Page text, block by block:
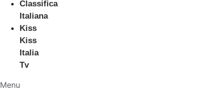
Classifica
Italiana
Kiss
Kiss
Italia
Tv
Menu